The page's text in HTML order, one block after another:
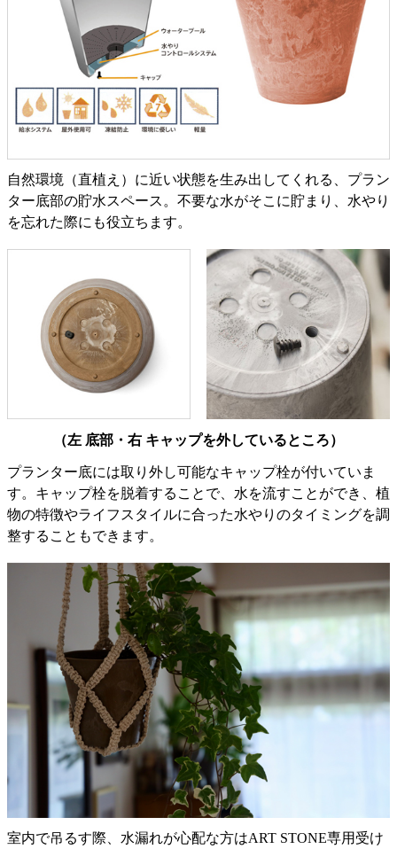
自然環境（直植え）に近い状態を生み出してくれる、プラン
ター底部の貯水スペース。不要な水がそこに貯まり、水やり
を忘れた際にも役立ちます。
（左 底部・右 キャップを外しているところ）
プランター底には取り外し可能なキャップ栓が付いていま
す。キャップ栓を脱着することで、水を流すことができ、植
物の特徴やライフスタイルに合った水やりのタイミングを調
整することもできます。
室内で吊るす際、水漏れが心配な方はART STONE専用受け